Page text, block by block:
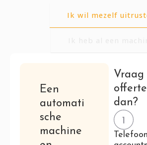
Ik wil mezelf
Een
automati
sche
machine
Vraag
dan?